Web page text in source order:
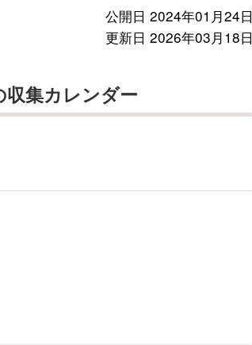
公開日 2024年01月24日
更新日 2026年03月18日
収集カレンダー